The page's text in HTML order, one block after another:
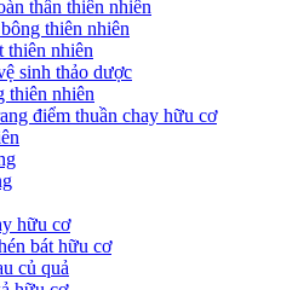
thân thiên nhiên
thiên nhiên
thiên nhiên
sinh thảo dược
thiên nhiên
điểm thuần chay hữu cơ
hữu cơ
bát hữu cơ
củ quả